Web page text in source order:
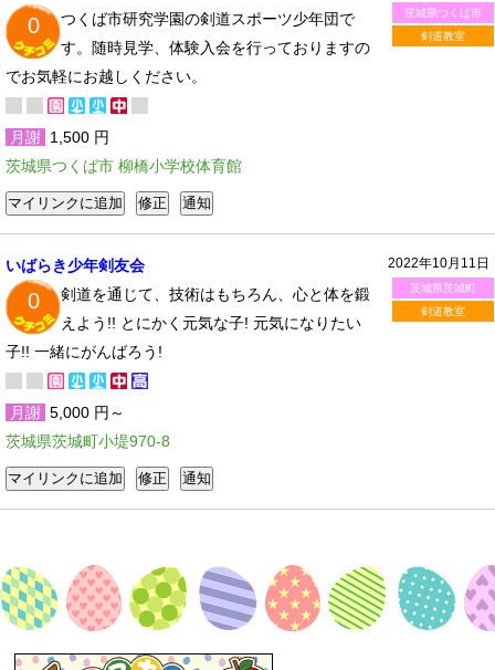
茨城県つくば市
剣道教室
0
つくば市研究学園の剣道スポーツ少年団で
す。随時見学、体験入会を行っておりますの
でお気軽にお越しください。
月謝 1,500 円
茨城県つくば市 柳橋小学校体育館
2022年10月11日
茨城県茨城町
剣道教室
いばらき少年剣友会
0
剣道を通じて、技術はもちろん、心と体を鍛
えよう!! とにかく元気な子! 元気になりたい
子!! 一緒にがんばろう!
月謝 5,000 円～
茨城県茨城町小堤970-8